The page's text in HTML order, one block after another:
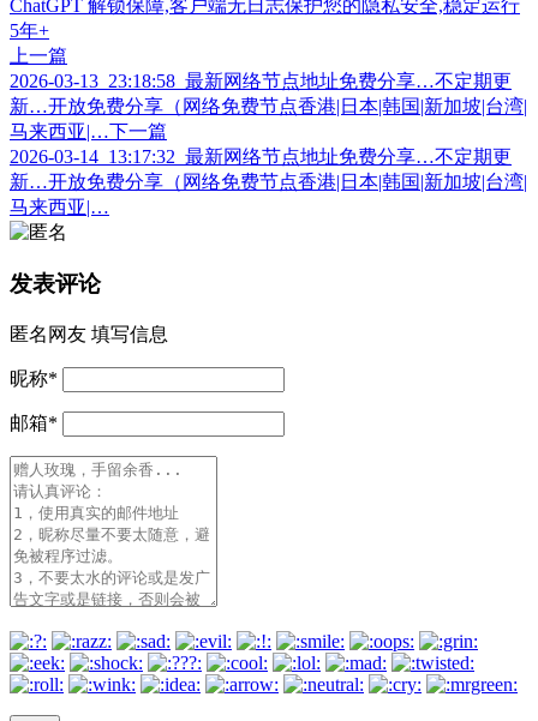
上一篇
2026-03-13_23:18:58_最新网络节点地址免费分享…不定期更
新…开放免费分享（网络免费节点香港|日本|韩国|新加坡|台湾|
马来西亚|… 下一篇
2026-03-14_13:17:32_最新网络节点地址免费分享…不定期更
新…开放免费分享（网络免费节点香港|日本|韩国|新加坡|台湾|
马来西亚|…
发表评论
匿名网友 填写信息
昵称*
邮箱*